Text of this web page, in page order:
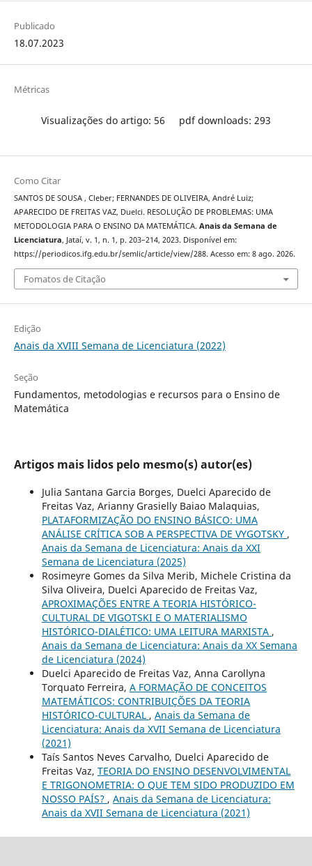
Publicado
18.07.2023
Métricas
Visualizações do artigo: 56 pdf downloads: 293
Como Citar
SANTOS DE SOUSA , Cleber; FERNANDES DE OLIVEIRA, André Luiz;
APARECIDO DE FREITAS VAZ, Duelci. RESOLUÇÃO DE PROBLEMAS: UMA
METODOLOGIA PARA O ENSINO DA MATEMÁTICA. Anais da Semana de
Licenciatura, Jataí, v. 1, n. 1, p. 203–214, 2023. Disponível em:
https://periodicos.ifg.edu.br/semlic/article/view/288. Acesso em: 8 ago. 2026.
Fomatos de Citação
Edição
Anais da XVIII Semana de Licenciatura (2022)
Seção
Fundamentos, metodologias e recursos para o Ensino de
Matemática
Artigos mais lidos pelo mesmo(s) autor(es)
Julia Santana Garcia Borges, Duelci Aparecido de
Freitas Vaz, Arianny Grasielly Baiao Malaquias,
PLATAFORMIZAÇÃO DO ENSINO BÁSICO: UMA
ANÁLISE CRÍTICA SOB A PERSPECTIVA DE VYGOTSKY ,
Anais da Semana de Licenciatura: Anais da XXI
Semana de Licenciatura (2025)
Rosimeyre Gomes da Silva Merib, Michele Cristina da
Silva Oliveira, Duelci Aparecido de Freitas Vaz,
APROXIMAÇÕES ENTRE A TEORIA HISTÓRICO-
CULTURAL DE VIGOTSKI E O MATERIALISMO
HISTÓRICO-DIALÉTICO: UMA LEITURA MARXISTA ,
Anais da Semana de Licenciatura: Anais da XX Semana
de Licenciatura (2024)
Duelci Aparecido de Freitas Vaz, Anna Carollyna
Torquato Ferreira, A FORMAÇÃO DE CONCEITOS
MATEMÁTICOS: CONTRIBUIÇÕES DA TEORIA
HISTÓRICO-CULTURAL , Anais da Semana de
Licenciatura: Anais da XVII Semana de Licenciatura
(2021)
Taís Santos Neves Carvalho, Duelci Aparecido de
Freitas Vaz, TEORIA DO ENSINO DESENVOLVIMENTAL
E TRIGONOMETRIA: O QUE TEM SIDO PRODUZIDO EM
NOSSO PAÍS? , Anais da Semana de Licenciatura:
Anais da XVII Semana de Licenciatura (2021)